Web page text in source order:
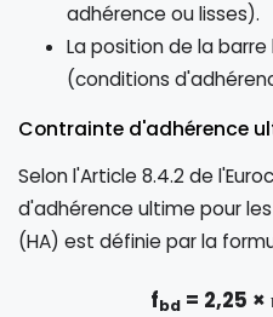
adhérence ou lisses).
La position de la
(conditions
Contrainte d'adhérence
Selon l'Article 8.4.2 de
d'adhérence ultime pour
(HA) est définie par la
fbd = 2,25 ×